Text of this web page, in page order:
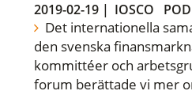
2019-02-19| IOSCO
Det internationella
den svenska
kommittéer och
forum berättade vi mer